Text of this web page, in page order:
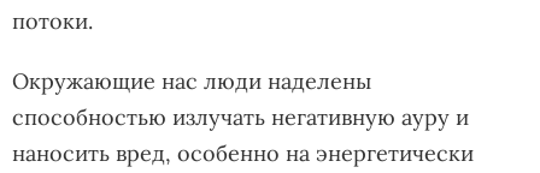
потоки.
Окружающие нас люди наделены
способностью излучать негативную ауру и
наносить вред, особенно на энергетически